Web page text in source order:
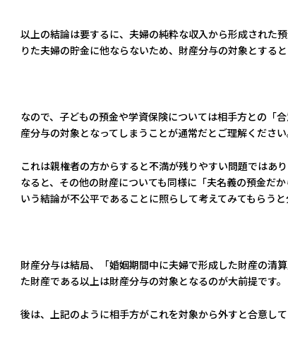
以上の結論は要するに、夫婦の純粋な収入から形成された
りた夫婦の貯金に他ならないため、財産分与の対象とすると
なので、子どもの預金や学資保険については相手方との「
産分与の対象となってしまうことが通常だとご理解ください
これは親権者の方からすると不満が残りやすい問題ではあ
なると、その他の財産についても同様に「夫名義の預金だ
いう結論が不公平であることに照らして考えてみてもらうと
財産分与は結局、「婚姻期間中に夫婦で形成した財産の清
た財産である以上は財産分与の対象となるのが大前提です。
後は、上記のように相手方がこれを対象から外すと合意し